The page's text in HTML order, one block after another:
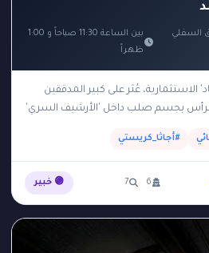
السفلي
بين الساعة 11:30 صباحاً و 1:00
ظهراً
الاستثمارية، عُثر على كبير المدققين
الرأس بجسم صلب داخل 'الأرشيف السري'
#أجاثا_كريستي
6
7 🟣 خبير